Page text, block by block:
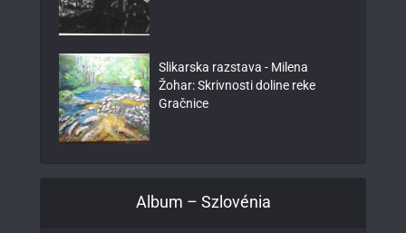
Slikarska razstava - Milena
Žohar: Skrivnosti doline reke
Gračnice
Album – Szlovénia